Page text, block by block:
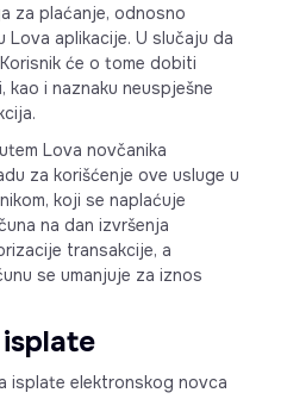
za plaćanje, odnosno
Lova aplikacije. U slučaju da
će o tome dobiti
i naznaku neuspješne
Lova novčanika
za korišćenje ove usluge u
koji se naplaćuje
na dan izvršenja
transakcije, a
se umanjuje za iznos
isplate elektronskog novca